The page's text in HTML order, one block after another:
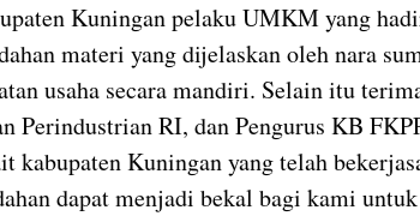
Kuningan pelaku UMKM yang
materi yang dijelaskan oleh nara
usaha secara mandiri. Selain itu
Perindustrian RI, dan Pengurus KB
kabupaten Kuningan yang telah
dapat menjadi bekal bagi kami